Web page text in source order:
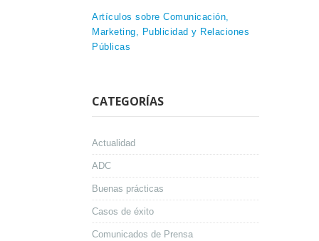
Artículos sobre Comunicación,
Marketing, Publicidad y Relaciones
Públicas
CATEGORÍAS
Actualidad
ADC
Buenas prácticas
Casos de éxito
Comunicados de Prensa